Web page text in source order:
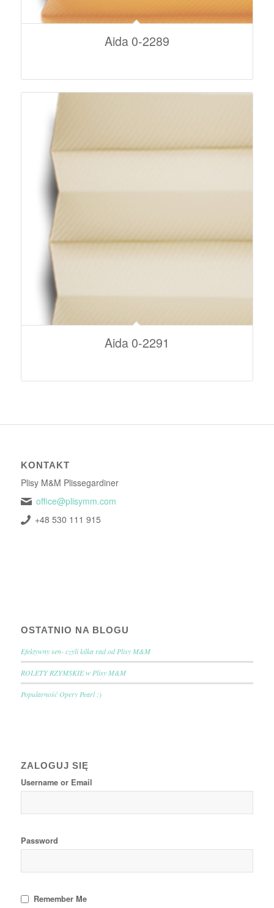
Aida 0-2289
Aida 0-2291
KONTAKT
Plisy M&M Plissegardiner
office@plisymm.com
+48 530 111 915
OSTATNIO NA BLOGU
Efektywny sen- czyli kilka rad od Plisy M&M
ROLETY RZYMSKIE w Plisy M&M
Popularność Opery Pearl :)
ZALOGUJ SIĘ
Username or Email
Password
Remember Me